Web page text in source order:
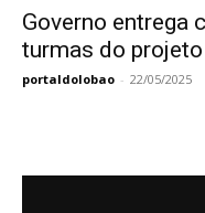
Governo entrega
turmas do
portaldolobao - 22/05/2025